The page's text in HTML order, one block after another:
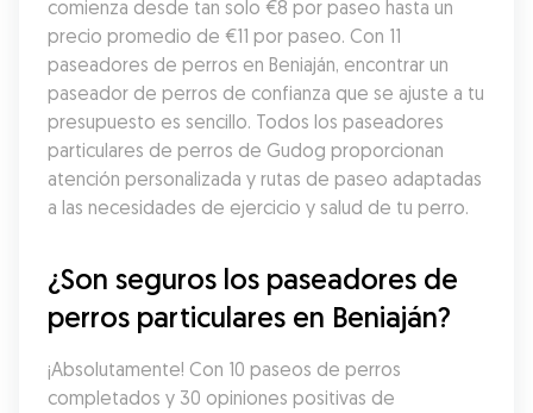
comienza desde tan solo €8 por paseo hasta un
precio promedio de €11 por paseo. Con 11
paseadores de perros en Beniaján, encontrar un
paseador de perros de confianza que se ajuste a tu
presupuesto es sencillo. Todos los paseadores
particulares de perros de Gudog proporcionan
atención personalizada y rutas de paseo adaptadas
a las necesidades de ejercicio y salud de tu perro.
¿Son seguros los paseadores de
perros particulares en Beniaján?
¡Absolutamente! Con 10 paseos de perros
completados y 30 opiniones positivas de